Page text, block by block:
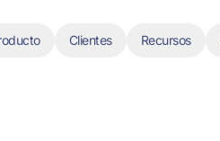
Clientes Recursos